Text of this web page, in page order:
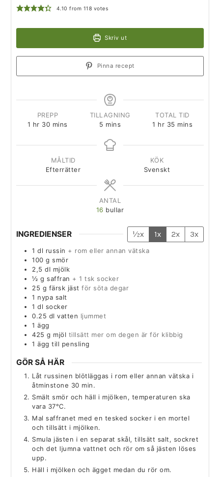
4.10 from 118 votes
Skriv ut
Pinna recept
PREPP
1 hr 30 mins
TILLAGNING
5 mins
TOTAL TID
1 hr 35 mins
MÅLTID
Efterrätter
KÖK
Svenskt
ANTAL
16 bullar
INGREDIENSER ½x 1x 2x 3x
1 dl russin + rom eller annan vätska
100 g smör
2,5 dl mjölk
½ g saffran + 1 tsk socker
25 g färsk jäst för söta degar
1 nypa salt
1 dl socker
0.25 dl vatten ljummet
1 ägg
425 g mjöl tillsätt mer om degen är för klibbig
1 ägg till pensling
GÖR SÅ HÄR
Låt russinen blötläggas i rom eller annan vätska i
åtminstone 30 min.
Smält smör och häll i mjölken, temperaturen ska
vara 37°C.
Mal saffranet med en tesked socker i en mortel
och tillsätt i mjölken.
Smula jästen i en separat skål, tillsätt salt, sockret
och det ljumna vattnet och rör om så jästen löses
upp.
Häll i mjölken och ägget medan du rör om.